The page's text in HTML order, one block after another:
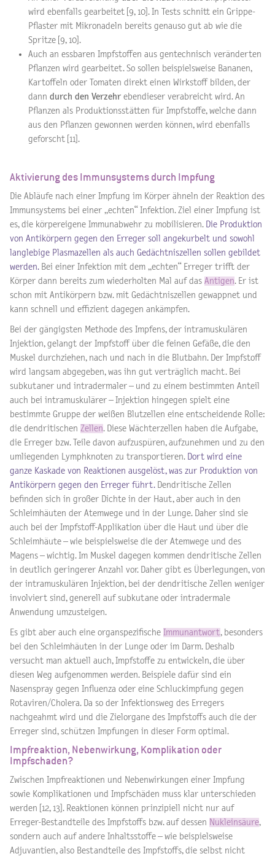
wird ebenfalls gearbeitet [9, 10]. In Tests schnitt ein Grippe-
Pflaster mit Mikronadeln bereits genauso gut ab wie die
Spritze [9, 10].
Auch an essbaren Impfstoffen aus gentechnisch veränderten
Pflanzen wird gearbeitet. So sollen beispielsweise Bananen,
Kartoffeln oder Tomaten direkt einen Wirkstoff bilden, der
dann durch den Verzehrebendieser verabreicht wird. An
Pflanzen als Produktionsstätten für Impfstoffe, welche dann
aus den Pflanzen gewonnen werden können, wird ebenfalls
geforscht [11].
Aktivierung des Immunsystems durch Impfung
Die Abläufe nach einer Impfung im Körper ähneln der Reaktion des
Immunsystems bei einer „echten“ Infektion. Ziel einer Impfung ist
es, die körpereigene Immunabwehr zu mobilisieren. Die Produktion
von Antikörpern gegen den Erreger soll angekurbelt und sowohl
langlebige Plasmazellen als auch Gedächtniszellen sollen gebildet
werden.Bei einer Infektion mit dem „echten“ Erreger trifft der
Körper dann bereits zum wiederholten Mal auf das Antigen. Er ist
schon mit Antikörpern bzw. mit Gedächtniszellen gewappnet und
kann schnell und effizient dagegen ankämpfen.
Bei der gängigsten Methode des Impfens, der intramuskulären
Injektion, gelangt der Impfstoff über die feinen Gefäße, die den
Muskel durchziehen, nach und nach in die Blutbahn. Der Impfstoff
wird langsam abgegeben, was ihn gut verträglich macht. Bei
subkutaner und intradermaler – und zu einem bestimmten Anteil
auch bei intramuskulärer – Injektion hingegen spielt eine
bestimmte Gruppe der weißen Blutzellen eine entscheidende Rolle:
die dendritischen Zellen. Diese Wächterzellen haben die Aufgabe,
die Erreger bzw. Teile davon aufzuspüren, aufzunehmen und zu den
umliegenden Lymphknoten zu transportieren. Dort wird eine
ganze Kaskade von Reaktionen ausgelöst, was zur Produktion von
Antikörpern gegen den Erreger führt.Dendritische Zellen
befinden sich in großer Dichte in der Haut, aber auch in den
Schleimhäuten der Atemwege und in der Lunge. Daher sind sie
auch bei der Impfstoff-Applikation über die Haut und über die
Schleimhäute – wie beispielsweise die der Atemwege und des
Magens – wichtig. Im Muskel dagegen kommen dendritische Zellen
in deutlich geringerer Anzahl vor. Daher gibt es Überlegungen, von
der intramuskulären Injektion, bei der dendritische Zellen weniger
involviert sind, generell auf subkutane oder intradermale
Anwendung umzusteigen.
Es gibt aber auch eine organspezifische Immunantwort, besonders
bei den Schleimhäuten in der Lunge oder im Darm. Deshalb
versucht man aktuell auch, Impfstoffe zu entwickeln, die über
diesen Weg aufgenommen werden. Beispiele dafür sind ein
Nasenspray gegen Influenza oder eine Schluckimpfung gegen
Rotaviren/Cholera. Da so der Infektionsweg des Erregers
nachgeahmt wird und die Zielorgane des Impfstoffs auch die der
Erreger sind, schützen Impfungen in dieser Form optimal.
Impfreaktion, Nebenwirkung, Komplikation oder
Impfschaden?
Zwischen Impfreaktionen und Nebenwirkungen einer Impfung
sowie Komplikationen und Impfschäden muss klar unterschieden
werden [12, 13]. Reaktionen können prinzipiell nicht nur auf
Erreger-Bestandteile des Impfstoffs bzw. auf dessen Nukleinsäure,
sondern auch auf andere Inhaltsstoffe – wie beispielsweise
Adjuvantien, also Bestandteile des Impfstoffs, die selbst nicht